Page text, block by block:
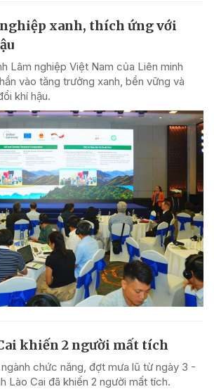
xanh, thích ứng với
Lâm nghiệp Việt Nam của Liên minh
vào tăng trưởng xanh, bền vững và
khí hậu.
khiến 2 người mất tích
chức năng, đợt mưa lũ từ ngày 3 -
Lào Cai đã khiến 2 người mất tích.